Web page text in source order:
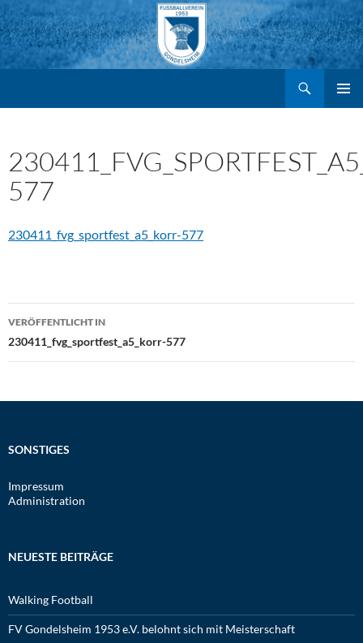
Zum
Inhalt
springen
577
230411_fvg_sportfest_a5_korr-577
Beitragsnavigation
VERÖFFENTLICHT IN
230411_fvg_sportfest_a5_korr-577
SONSTIGES
Impressum
Administration
NEUESTE BEITRÄGE
Walking Football
FV Gondelsheim 1953 e.V. belohnt sich mit Meisterschaft